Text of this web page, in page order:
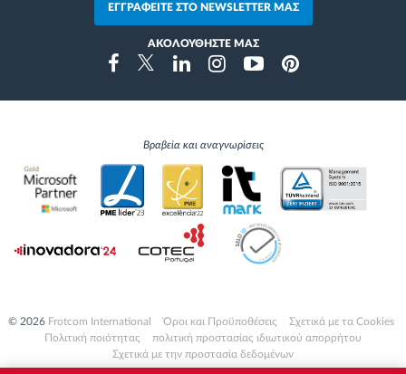
ΕΓΓΡΑΦΕΙΤΕ ΣΤΟ NEWSLETTER ΜΑΣ
ΑΚΟΛΟΥΘΗΣΤΕ ΜΑΣ
FacebookTwitterLinkedinInstragramYoutubePinterest
Βραβεία και αναγνωρίσεις
© 2026 Frotcom International Όροι και Προϋποθέσεις
Σχετικά με τα Cookies
Πολιτική ποιότητας
πολιτική προστασίας ιδιωτικού απορρήτου
Σχετικά με την προστασία δεδομένων